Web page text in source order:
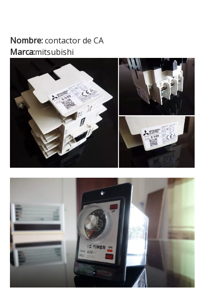
Nombre:contactor de CA
Marca:mitsubishi